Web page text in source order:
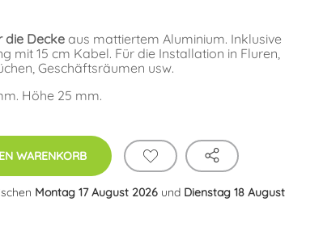
die Decke aus mattiertem Aluminium. Inklusive
mit 15 cm Kabel. Für die Installation in Fluren,
Geschäftsräumen usw.
Höhe 25 mm.
WARENKORB
Montag 17 August 2026 und Dienstag 18 August